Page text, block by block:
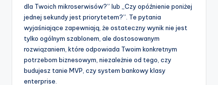
dla Twoich mikroserwisów?” lub „Czy opóźnienie poniżej
jednej sekundy jest priorytetem?”. Te pytania
wyjaśniające zapewniają, że ostateczny wynik nie jest
tylko ogólnym szablonem, ale dostosowanym
rozwiązaniem, które odpowiada Twoim konkretnym
potrzebom biznesowym, niezależnie od tego, czy
budujesz tanie MVP, czy system bankowy klasy
enterprise.